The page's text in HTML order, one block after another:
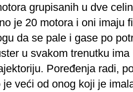
grupisanih u dve
je 20 motora i oni imaju
da se pale i gase po
u svakom trenutku
Poređenja radi,
veći od onog koji je